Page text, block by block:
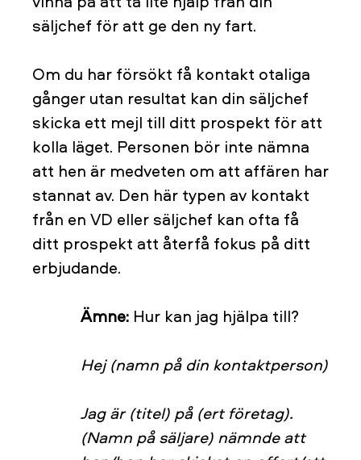
säljchef för att ge den ny fart.
Om du har försökt få kontakt otaliga
gånger utan resultat kan din säljchef
skicka ett mejl till ditt prospekt för att
kolla läget. Personen bör inte nämna
att hen är medveten om att affären har
stannat av. Den här typen av kontakt
från en VD eller säljchef kan ofta få
ditt prospekt att återfå fokus på ditt
erbjudande.
Ämne: Hur kan jag hjälpa till?
Hej (namn på din kontaktperson)
Jag är (titel) på (ert företag).
(Namn på säljare) nämnde att